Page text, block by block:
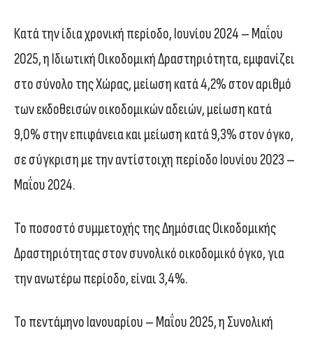
Κατά την ίδια χρονική περίοδο, Ιουνίου 2024 – Μαΐου
2025, η Ιδιωτική Οικοδομική Δραστηριότητα, εμφανίζει
στο σύνολο της Χώρας, μείωση κατά 4,2% στον αριθμό
των εκδοθεισών οικοδομικών αδειών, μείωση κατά
9,0% στην επιφάνεια και μείωση κατά 9,3% στον όγκο,
σε σύγκριση με την αντίστοιχη περίοδο Ιουνίου 2023 –
Μαΐου 2024.
Το ποσοστό συμμετοχής της Δημόσιας Οικοδομικής
Δραστηριότητας στον συνολικό οικοδομικό όγκο, για
την ανωτέρω περίοδο, είναι 3,4%.
Το πεντάμηνο Ιανουαρίου – Μαΐου 2025, η Συνολική